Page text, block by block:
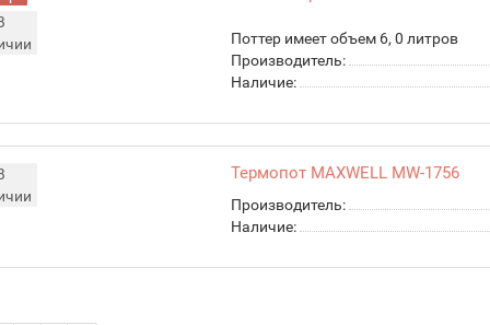
Поттер имеет объем 6, 0 литров
Производитель:
Наличие:
Термопот MAXWELL MW-1756
Производитель:
Наличие: